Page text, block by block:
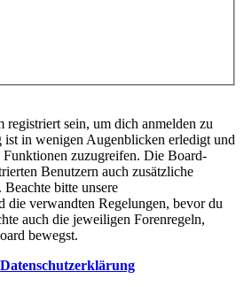
registriert sein, um dich anmelden zu
in wenigen Augenblicken erledigt und
zuzugreifen. Die Board-
Benutzern auch zusätzliche
bitte unsere
die verwandten Regelungen, bevor du
auch die jeweiligen Forenregeln,
bewegst.
Datenschutzerklärung